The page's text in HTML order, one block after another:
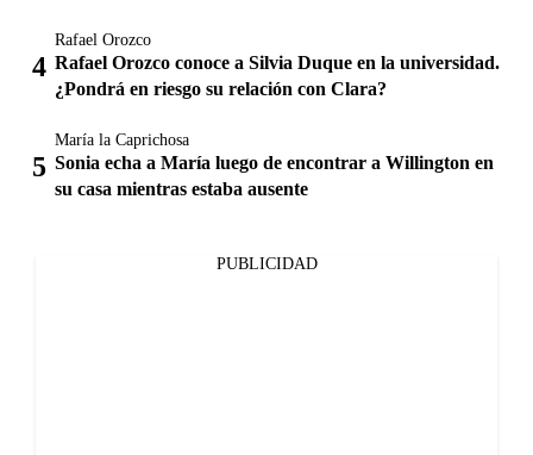
Rafael Orozco
Rafael Orozco conoce a Silvia Duque en la universidad.
¿Pondrá en riesgo su relación con Clara?
María la Caprichosa
Sonia echa a María luego de encontrar a Willington en
su casa mientras estaba ausente
PUBLICIDAD